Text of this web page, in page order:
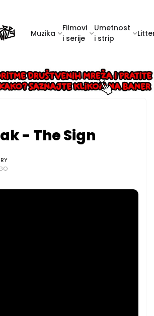
Muzika
Filmovi
i serije
Umetnost
i strip
- The Sign